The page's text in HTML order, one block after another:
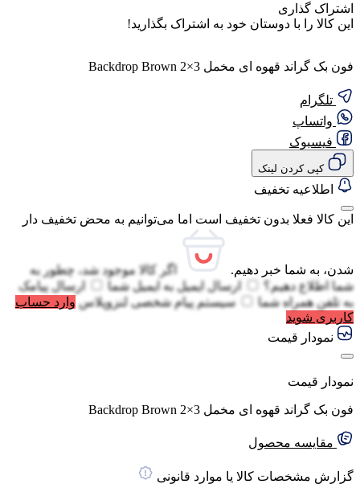
اشتراک گذاری
این کالا را با دوستان خود به اشتراک بگذارید!
فون بک گراند قهوه ای مخمل Backdrop Brown 2×3
تلگرام
واتساپ
فیسبوک
کپی کردن لینک
اطلاعیه تخفیف
این کالا فعلا بدون تخفیف است اما می‌توانیم به محض تخفیف دار
شدن، به شما خبر دهیم.
اگر کالا موجود شد، چطور به
شما اطلاع دهیم؟
ارسال ایمیل به ایمیل شما
ارسال پیامک
به تلفن همراه شما سیستم پیام شخصی لنزوپلاس وارد حساب
کاربری شوید
نمودار قیمت
نمودار قیمت
فون بک گراند قهوه ای مخمل Backdrop Brown 2×3
مقایسه محصول
گزارش مشخصات کالا یا موارد قانونی